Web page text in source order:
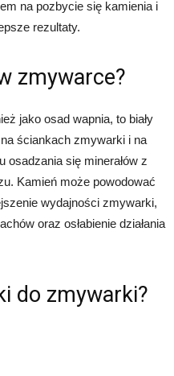
na pozbycie się kamienia i
rezultaty.
zmywarce?
jako osad wapnia, to biały
ściankach zmywarki i na
osadzania się minerałów z
Kamień może powodować
wydajności zmywarki,
oraz osłabienie działania
do zmywarki?